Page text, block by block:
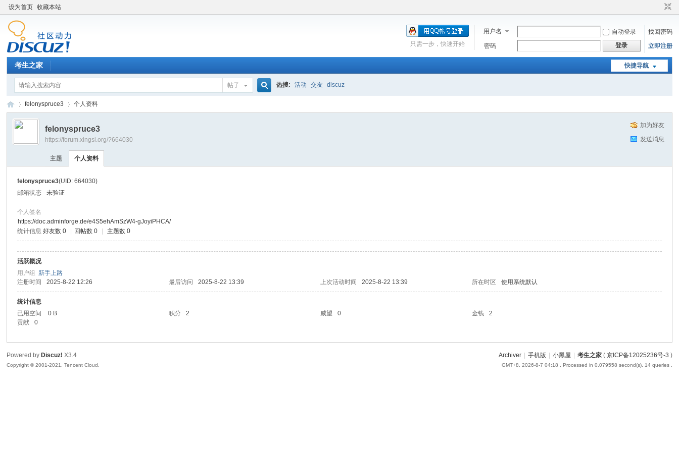
设为首页 收藏本站
用户名 自动登录
找回密码
密码
登录 立即注册
只需一步，快速开始
快捷导航
考生之家
帖子 热搜: 活动 交友 discuz
›
felonyspruce3 个人资料
加为好友
发送消息
felonyspruce3
https://forum.xingsi.org/?664030
主题 个人资料
felonyspruce3(UID: 664030)
邮箱状态
未验证
个人签名
https://doc.adminforge.de/e4S5ehAmSzW4-gJoyiPHCA/
统计信息 好友数 0 回帖数 0 主题数 0
活跃概况
用户组新手上路
注册时间
2025-8-22 12:26 最后访问 2025-8-22 13:39 上次活动时间 2025-8-22 13:39 所在时区 使用系统默认
统计信息
已用空间
0 B 积分 2 威望 0 金钱
2
贡献
0
Archiver 手机版 小黑屋 考生之家( 京ICP备12025236号-3 )
GMT+8, 2026-8-7 04:18 , Processed in 0.079558 second(s), 14 queries .
Powered by Discuz! X3.4
Copyright © 2001-2021, Tencent Cloud.